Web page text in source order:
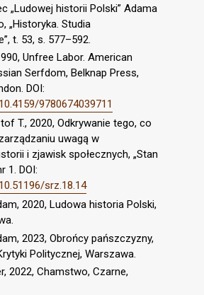
„Ludowej historii Polski” Adama
„Historyka. Studia
t. 53, s. 577–592.
Unfree Labor. American
Serfdom, Belknap Press,
DOI:
9780674039711
T., 2020, Odkrywanie tego, co
uwagą w
i zjawisk społecznych, „Stan
1. DOI:
srz.18.14
2020, Ludowa historia Polski,
2023, Obrońcy pańszczyzny,
Politycznej, Warszawa.
2022, Chamstwo, Czarne,